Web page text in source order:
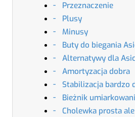
Przeznaczenie
Plusy
Minusy
Buty do biegania
Alternatywy dla
Amortyzacja dobra
Stabilizacja bardzo
Bieżnik
Cholewka prosta